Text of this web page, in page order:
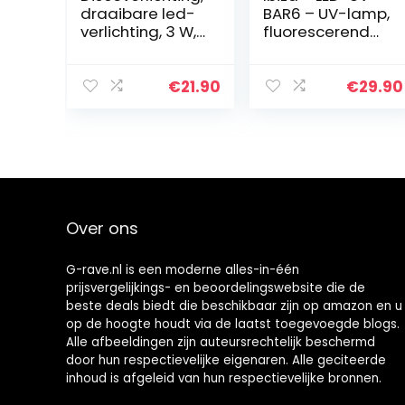
draaibare led-
verlichting, 3 W,
feestverlichting,
voor verjaardag,
bruiloften,
€21.90
BAR6 – UV-lamp,
fluorescerend
met 6 LED’s van
€29.90
Over ons
G-rave.nl is een moderne alles-in-één
prijsvergelijkings- en beoordelingswebsite die de
beste deals biedt die beschikbaar zijn op amazon en u
op de hoogte houdt via de laatst toegevoegde blogs.
Alle afbeeldingen zijn auteursrechtelijk beschermd
door hun respectievelijke eigenaren. Alle geciteerde
inhoud is afgeleid van hun respectievelijke bronnen.